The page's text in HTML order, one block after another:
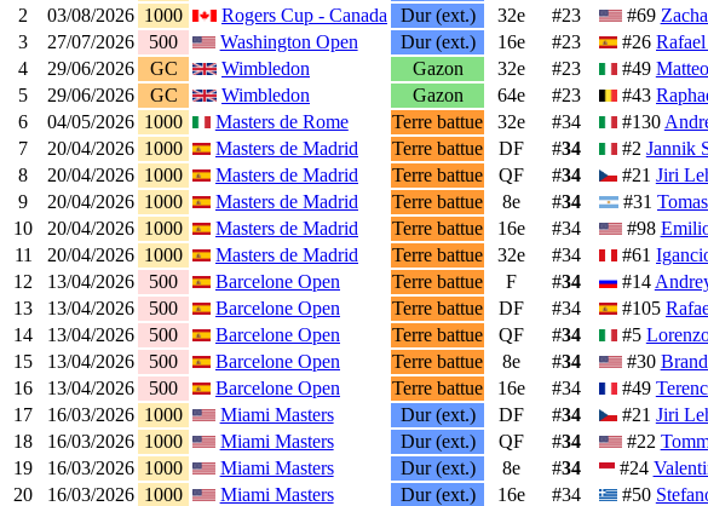
2
03/08/2026 1000 Rogers Cup - Canada Dur (ext.) 32e #23 #69
3
27/07/2026 500 Washington Open Dur (ext.) 16e #23 #26
4
29/06/2026 GC Wimbledon Gazon 32e #23 #49
5
29/06/2026 GC Wimbledon Gazon 64e #23 #43
6
04/05/2026 1000 Masters de Rome Terre battue 32e #34 #130
7
20/04/2026 1000 Masters de Madrid Terre battue DF #34 #2 Jannik
8
20/04/2026 1000 Masters de Madrid Terre battue QF #34 #21 Jiri
9
20/04/2026 1000 Masters de Madrid Terre battue 8e #34 #31
10
20/04/2026 1000 Masters de Madrid Terre battue 16e #34 #98
11
20/04/2026 1000 Masters de Madrid Terre battue 32e #34 #61
12
13/04/2026 500 Barcelone Open Terre battue F #34 #14
13
13/04/2026 500 Barcelone Open Terre battue DF #34 #105
14
13/04/2026 500 Barcelone Open Terre battue QF #34 #5
15
13/04/2026 500 Barcelone Open Terre battue 8e #34 #30
16
13/04/2026 500 Barcelone Open Terre battue 16e #34 #49
17
16/03/2026 1000 Miami Masters Dur (ext.) DF #34 #21 Jiri
18
16/03/2026 1000 Miami Masters Dur (ext.) QF #34 #22
19
16/03/2026 1000 Miami Masters Dur (ext.) 8e #34 #24
20
16/03/2026 1000 Miami Masters Dur (ext.) 16e #34 #50